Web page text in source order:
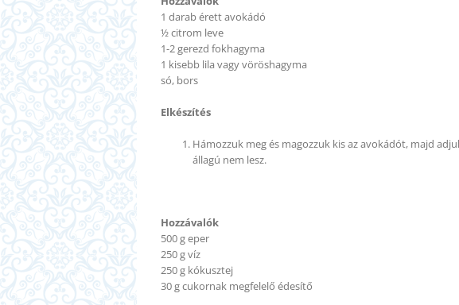
1 darab érett avokádó
½ citrom leve
1-2 gerezd fokhagyma
1 kisebb lila vagy vöröshagyma
só, bors
Elkészítés
Hámozzuk meg és magozzuk kis az avokádót, majd
állagú nem lesz.
Hozzávalók
500 g eper
250 g víz
250 g kókusztej
30 g cukornak megfelelő édesítő